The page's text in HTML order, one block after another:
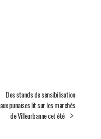
Des stands de sensibilisation
aux punaises lit sur les marchés
de Villeurbanne cet été